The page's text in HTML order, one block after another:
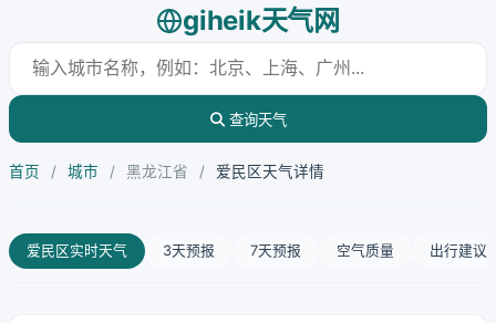
giheik天气网
查询天气
首页 / 城市 / 黑龙江省 / 爱民区天气详情
爱民区实时天气 3天预报 7天预报 空气质量 出行建议